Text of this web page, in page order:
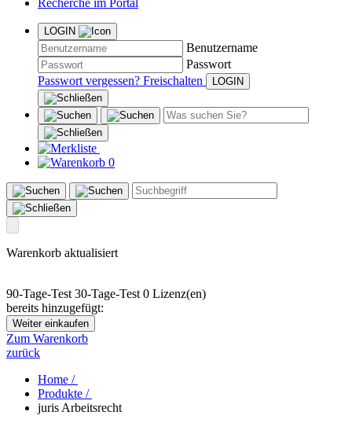
Recherche im Portal
LOGIN
Benutzername
Passwort
Passwort vergessen? Freischalten
0
Warenkorb aktualisiert
90-Tage-Test 30-Tage-Test 0 Lizenz(en)
bereits hinzugefügt:
Weiter einkaufen
Zum Warenkorb
zurück
Home /
Produkte /
juris Arbeitsrecht